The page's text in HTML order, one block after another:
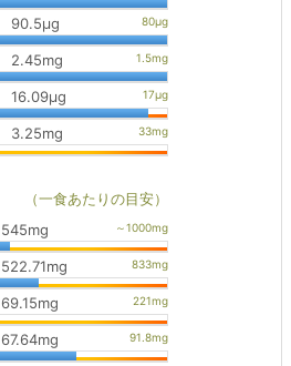
90.5μg
2.45mg
16.09μg
3.25mg
（一食あたりの目安）
545mg
522.71mg
69.15mg
67.64mg